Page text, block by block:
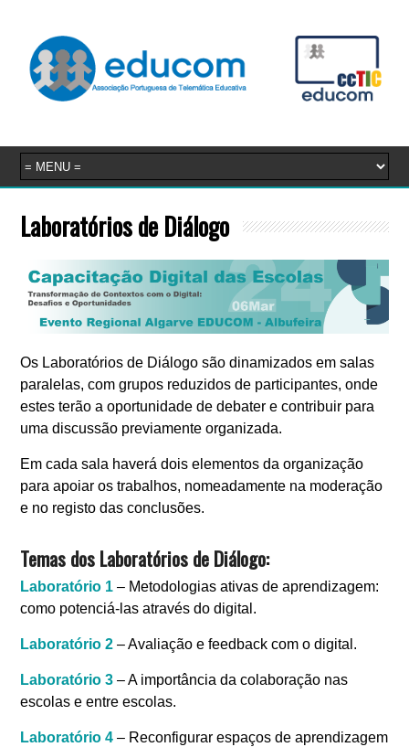
Laboratórios de Diálogo
Os Laboratórios de Diálogo são dinamizados em salas
paralelas, com grupos reduzidos de participantes, onde
estes terão a oportunidade de debater e contribuir para
uma discussão previamente organizada.
Em cada sala haverá dois elementos da organização
para apoiar os trabalhos, nomeadamente na moderação
e no registo das conclusões.
Temas dos Laboratórios de Diálogo:
Laboratório 1 – Metodologias ativas de aprendizagem:
como potenciá-las através do digital.
Laboratório 2 – Avaliação e feedback com o digital.
Laboratório 3 – A importância da colaboração nas
escolas e entre escolas.
Laboratório 4 – Reconfigurar espaços de aprendizagem